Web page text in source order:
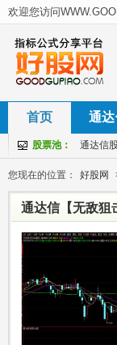
首页 通
股票池： 通达信
您现在的位置： 好股网
通达信【无敌狙